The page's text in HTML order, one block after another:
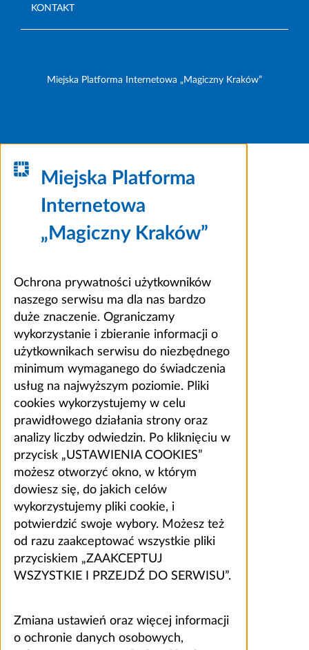
KONTAKT
Miejska Platforma Internetowa „Magiczny Kraków”
Miejska Platforma
Internetowa
„Magiczny Kraków”
Ochrona prywatności użytkowników
naszego serwisu ma dla nas bardzo
duże znaczenie. Ograniczamy
wykorzystanie i zbieranie informacji o
użytkownikach serwisu do niezbędnego
minimum wymaganego do świadczenia
usług na najwyższym poziomie. Pliki
cookies wykorzystujemy w celu
prawidłowego działania strony oraz
analizy liczby odwiedzin. Po kliknięciu w
przycisk „USTAWIENIA COOKIES”
możesz otworzyć okno, w którym
dowiesz się, do jakich celów
wykorzystujemy pliki cookie, i
potwierdzić swoje wybory. Możesz też
od razu zaakceptować wszystkie pliki
przyciskiem „ZAAKCEPTUJ
WSZYSTKIE I PRZEJDŹ DO SERWISU”.
Zmiana ustawień oraz więcej informacji
o ochronie danych osobowych,